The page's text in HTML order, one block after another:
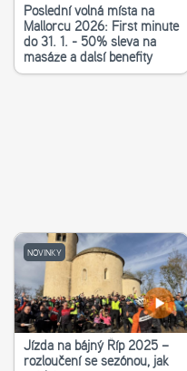
Poslední volná místa na
Mallorcu 2026: First minute
do 31. 1. - 50% sleva na
masáže a další benefity
NOVINKY
Jízda na bájný Říp 2025 –
rozloučení se sezónou, jak